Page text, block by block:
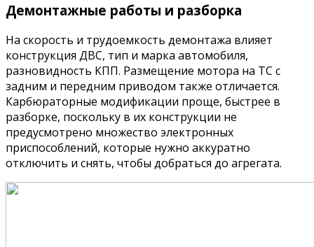
Демонтажные работы и разборка
На скорость и трудоемкость демонтажа влияет
конструкция ДВС, тип и марка автомобиля,
разновидность КПП. Размещение мотора на ТС с
задним и передним приводом также отличается.
Карбюраторные модификации проще, быстрее в
разборке, поскольку в их конструкции не
предусмотрено множество электронных
приспособлений, которые нужно аккуратно
отключить и снять, чтобы добраться до агрегата.